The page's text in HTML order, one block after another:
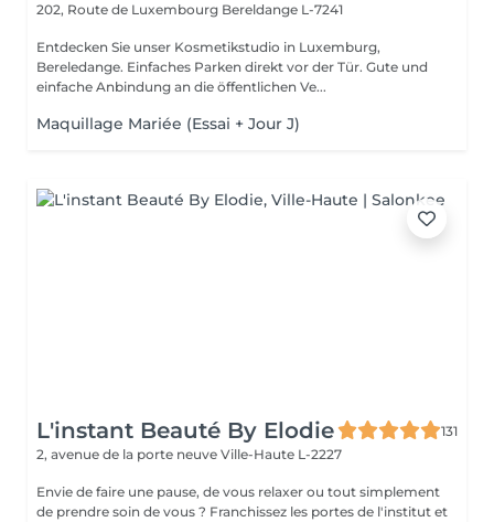
202, Route de Luxembourg Bereldange L-7241
Entdecken Sie unser Kosmetikstudio in Luxemburg,
Bereledange. Einfaches Parken direkt vor der Tür. Gute und
einfache Anbindung an die öffentlichen Ve...
Maquillage Mariée (Essai + Jour J)
L'instant Beauté By Elodie
131
2, avenue de la porte neuve Ville-Haute L-2227
Envie de faire une pause, de vous relaxer ou tout simplement
de prendre soin de vous ? Franchissez les portes de l'institut et